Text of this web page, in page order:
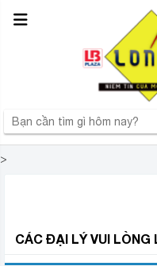
>
CÁC ĐẠI LÝ VUI LÒNG